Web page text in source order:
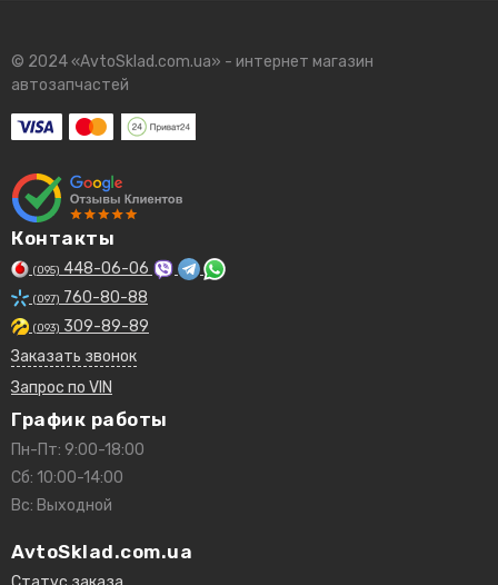
© 2024 «AvtoSklad.com.ua» - интернет магазин
автозапчастей
Контакты
(095) 448-06-06
(097) 760-80-88
(093) 309-89-89
Заказать звонок
Запрос по VIN
График работы
Пн-Пт: 9:00-18:00
Сб: 10:00-14:00
Вс: Выходной
AvtoSklad.com.ua